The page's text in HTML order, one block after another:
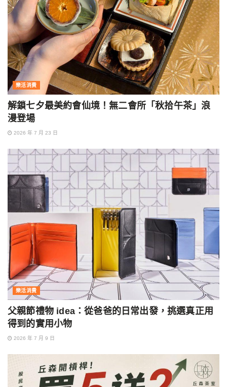
樂活消費
解鎖七夕最美約會仙境！無二會所「秋拾午茶」浪
漫登場
2026 年 7 月 23 日
樂活消費
父親節禮物 idea：從爸爸的日常出發，挑選真正用
得到的實用小物
2026 年 7 月 9 日